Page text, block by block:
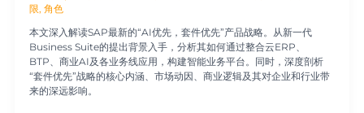
限,角色
本文深入解读SAP最新的“AI优先，套件优先”产品战略。从新一代
Business Suite的提出背景入手，分析其如何通过整合云ERP、
BTP、商业AI及各业务线应用，构建智能业务平台。同时，深度剖析
“套件优先”战略的核心内涵、市场动因、商业逻辑及其对企业和行业带
来的深远影响。